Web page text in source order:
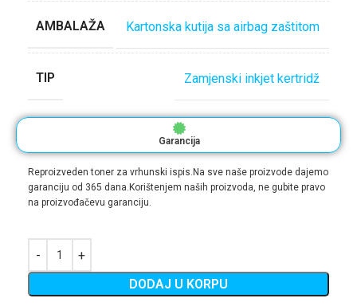
AMBALAŽA Kartonska kutija sa airbag zaštitom
TIP Zamjenski inkjet kertridž
Garancija
Reproizveden toner za vrhunski ispis.Na sve naše proizvode dajemo
garanciju od 365 dana.Korištenjem naših proizvoda, ne gubite pravo
na proizvođačevu garanciju.
DODAJ U KORPU